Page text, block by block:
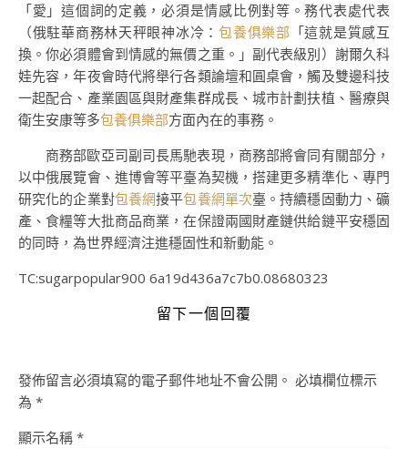
「愛」這個詞的定義，必須是情感比例對等。務代表處代表
（俄駐華商務林天秤眼神冰冷：包養俱樂部 「這就是質感互
換。你必須體會到情感的無價之重。」副代表級別）謝爾久科
娃先容，年夜會時代將舉行各類論壇和圓桌會，觸及雙邊科技
一起配合、產業園區與財產集群成長、城市計劃扶植、醫療與
衛生安康等多包養俱樂部方面內在的事務。
商務部歐亞司副司長馬馳表現，商務部將會同有關部分，
以中俄展覽會、進博會等平臺為契機，搭建更多精準化、專門
研究化的企業對包養網接平包養網單次臺。持續穩固動力、礦
產、食糧等大批商品商業，在保證兩國財產鏈供給鏈平安穩固
的同時，為世界經濟注進穩固性和新動能。
TC:sugarpopular900 6a19d436a7c7b0.08680323
留下一個回覆
發佈留言必須填寫的電子郵件地址不會公開。 必填欄位標示
為 *
顯示名稱 *